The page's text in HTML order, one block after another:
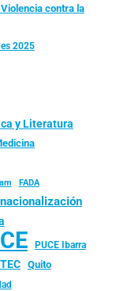
contra la
2025
y Literatura
FADA
PUCE Ibarra
Quito